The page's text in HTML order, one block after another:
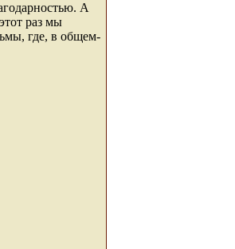
А
раз мы
где, в общем-